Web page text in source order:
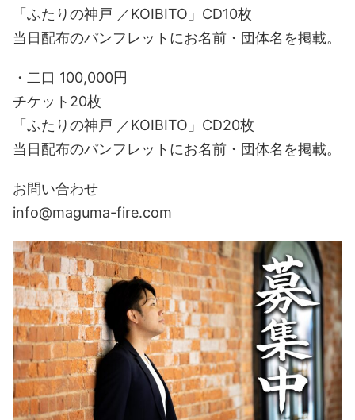
「ふたりの神戸 ／KOIBITO」CD10枚
当日配布のパンフレットにお名前・団体名を掲載。
・二口 100,000円
チケット20枚
「ふたりの神戸 ／KOIBITO」CD20枚
当日配布のパンフレットにお名前・団体名を掲載。
お問い合わせ
info@maguma-fire.com